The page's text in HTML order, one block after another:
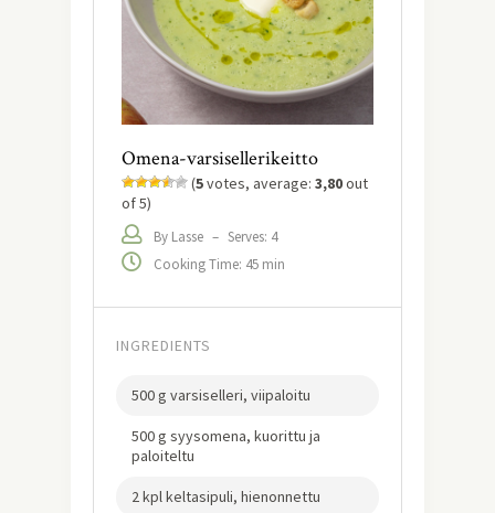
Omena-varsisellerikeitto
(5votes, average: 3,80out
of 5)
By Lasse – Serves: 4
Cooking Time: 45 min
INGREDIENTS
500 g varsiselleri, viipaloitu
500 g syysomena, kuorittu ja
paloiteltu
2 kpl keltasipuli, hienonnettu